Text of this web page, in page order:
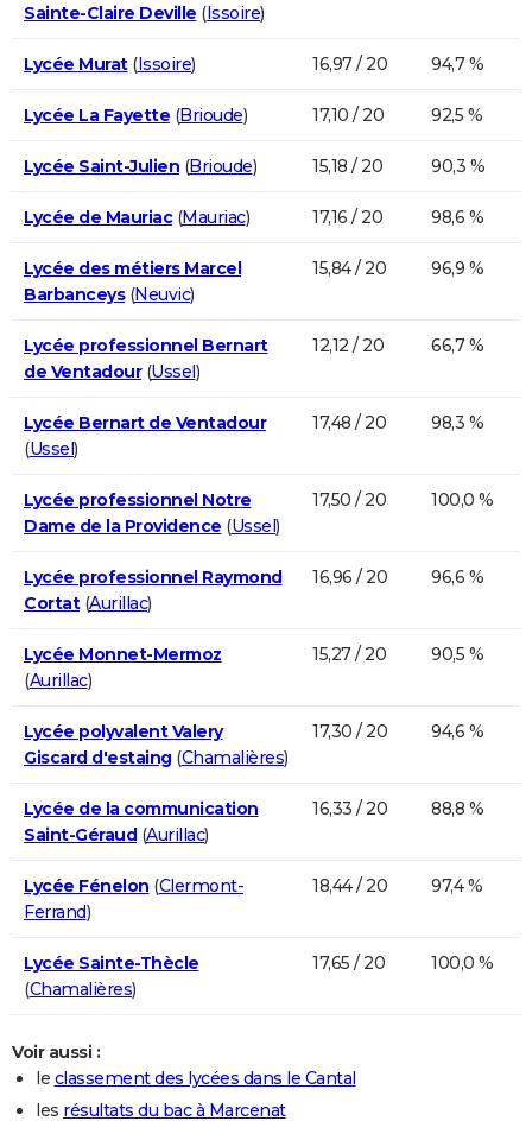
Sainte-Claire Deville (Issoire)
Lycée Murat(Issoire) 16,97 / 20 94,7 %
Lycée La Fayette (Brioude) 17,10 / 20 92,5 %
Lycée Saint-Julien (Brioude) 15,18 / 20 90,3 %
Lycée de Mauriac(Mauriac) 17,16 / 20 98,6 %
Lycée des métiers Marcel
Barbanceys(Neuvic)
15,84 / 20 96,9 %
Lycée professionnel Bernart
de Ventadour(Ussel)
12,12 / 20 66,7 %
Lycée Bernart de Ventadour
(Ussel)
17,48 / 20 98,3 %
Lycée professionnel Notre
Dame de la Providence (Ussel)
17,50 / 20 100,0 %
Lycée professionnel Raymond
Cortat(Aurillac)
16,96 / 20 96,6 %
Lycée Monnet-Mermoz
(Aurillac)
15,27 / 20 90,5 %
Lycée polyvalent Valery
Giscard d'estaing(Chamalières)
17,30 / 20 94,6 %
Lycée de la communication
Saint-Géraud(Aurillac)
16,33 / 20 88,8 %
Lycée Fénelon (Clermont-
Ferrand)
18,44 / 20 97,4 %
Lycée Sainte-Thècle
(Chamalières)
17,65 / 20 100,0 %
Voir aussi :
le classement des lycées dans le Cantal
les résultats du bac à Marcenat